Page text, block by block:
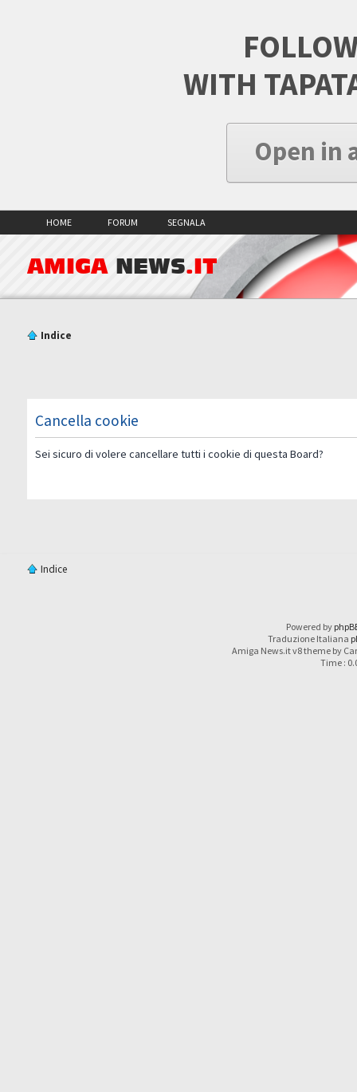
WITH
Open in
HOME FORUM SEGNALA
AMIGA NEWS.IT
Indice
Cancella cookie
Sei sicuro di volere cancellare tutti i cookie di questa Board?
Indice
Powered by
Traduzione Italiana
Amiga News.it v8 theme by
Time :